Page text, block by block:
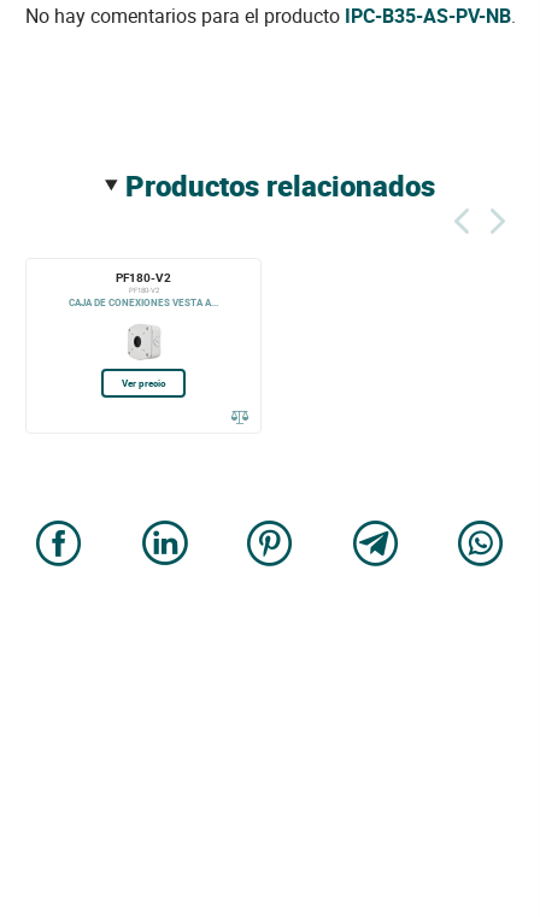
No hay comentarios para el producto IPC-B35-AS-PV-NB.
productos relacionados
PF180-V2
PF180-V2
CAJA DE CONEXIONES VESTA A...
Ver precio